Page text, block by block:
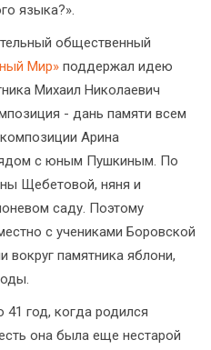
языка?».
общественный
Мир» поддержал идею
Михаил Николаевич
- дань памяти всем
Арина
с юным Пушкиным. По
Щебетовой, няня и
саду. Поэтому
с учениками Боровской
памятника яблони,
год, когда родился
она была еще нестарой